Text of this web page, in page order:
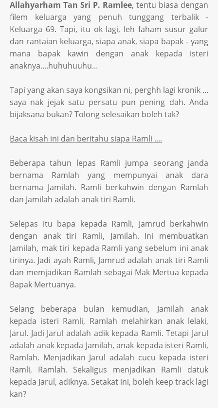
Allahyarham Tan Sri P. Ramlee, tentu biasa dengan
filem keluarga yang penuh tunggang terbalik -
Keluarga 69. Tapi, itu ok lagi, leh faham susur galur
dan rantaian keluarga, siapa anak, siapa bapak - yang
mana bapak kawin dengan anak kepada isteri
anaknya....huhuhuuhu...
Tapi yang akan saya kongsikan ni, perghh lagi kronik ...
saya nak jejak satu persatu pun pening dah. Anda
bijaksana bukan? Tolong selesaikan boleh tak?
Baca kisah ini dan beritahu siapa Ramli ....
Beberapa tahun lepas Ramli jumpa seorang janda
bernama Ramlah yang mempunyai anak dara
bernama Jamilah. Ramli berkahwin dengan Ramlah
dan Jamilah adalah anak tiri Ramli.
Selepas itu bapa kepada Ramli, Jamrud berkahwin
dengan anak tiri Ramli, Jamilah. Ini membuatkan
Jamilah, mak tiri kepada Ramli yang sebelum ini anak
tirinya. Jadi ayah Ramli, Jamrud adalah anak tiri Ramli
dan memjadikan Ramlah sebagai Mak Mertua kepada
Bapak Mertuanya.
Selang beberapa bulan kemudian, Jamilah anak
kepada isteri Ramli, Ramlah melahirkan anak lelaki,
Jarul. Jadi Jarul adalah adik kepada Ramli. Tetapi Jarul
adalah anak kepada Jamilah, anak kepada isteri Ramli,
Ramlah. Menjadikan Jarul adalah cucu kepada isteri
Ramli, Ramlah. Sekaligus menjadikan Ramli datuk
kepada Jarul, adiknya. Setakat ini, boleh keep track lagi
kan?